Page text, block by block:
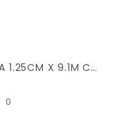
TELA MICROPORE 3M BLANCA 1.25CM X 9.1M C/24PZ X/10
0